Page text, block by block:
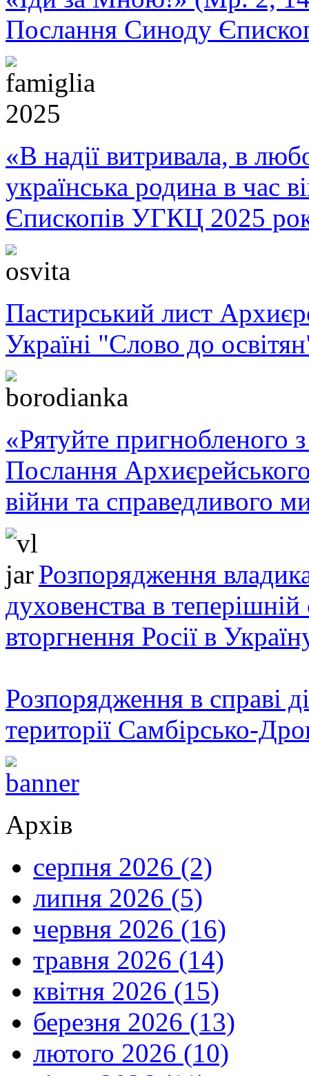
Послання Синоду
«В надії витривала, в
українська родина в час
Єпископів УГКЦ 2025
Пастирський лист
Україні "Слово до
«Рятуйте пригнобленого
Послання
війни та справедливого
Розпорядження
духовенства в теперішній
вторгнення Росії в
Розпорядження в справі
території Самбірсько-
Архів
серпня 2026 (2)
липня 2026 (5)
червня 2026 (16)
травня 2026 (14)
квітня 2026 (15)
березня 2026 (13)
лютого 2026 (10)